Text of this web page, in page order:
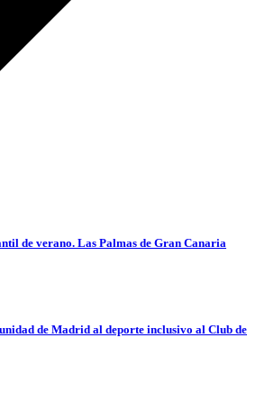
de verano. Las Palmas de Gran Canaria
de Madrid al deporte inclusivo al Club de